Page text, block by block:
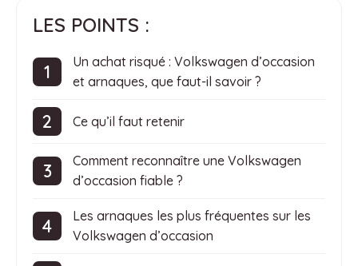
LES POINTS :
Un achat risqué : Volkswagen d’occasion
et arnaques, que faut-il savoir ?
Ce qu’il faut retenir
Comment reconnaître une Volkswagen
d’occasion fiable ?
Les arnaques les plus fréquentes sur les
Volkswagen d’occasion